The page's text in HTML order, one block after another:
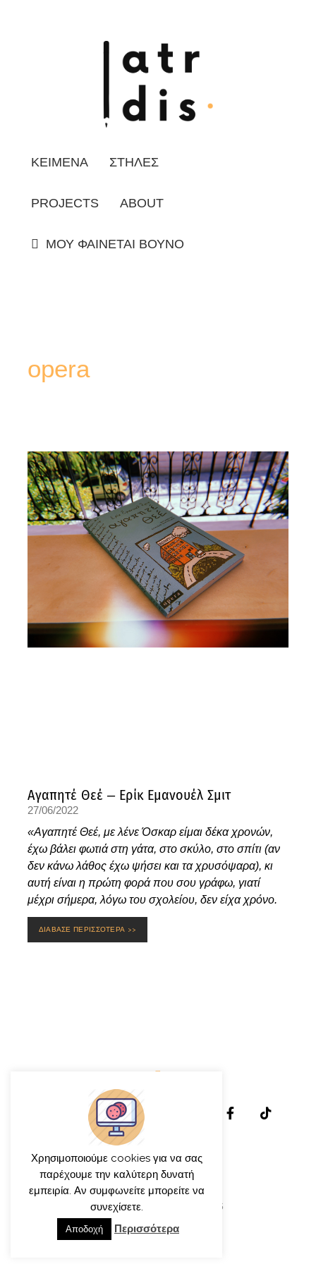
ΚΕΙΜΕΝΑ ΣΤΗΛΕΣ
PROJECTS ABOUT
ΜΟΥ ΦΑΙΝΕΤΑΙ ΒΟΥΝΟ
opera
Αγαπητέ Θεέ – Ερίκ Εμανουέλ Σμιτ
27/06/2022
«Αγαπητέ Θεέ, με λένε Όσκαρ είμαι δέκα χρονών,
έχω βάλει φωτιά στη γάτα, στο σκύλο, στο σπίτι (αν
δεν κάνω λάθος έχω ψήσει και τα χρυσόψαρα), κι
αυτή είναι η πρώτη φορά που σου γράφω, γιατί
μέχρι σήμερα, λόγω του σχολείου, δεν είχα χρόνο.
ΔΙΑΒΑΣΕ ΠΕΡΙΣΣΟΤΕΡΑ >>
© γιώργος ιατρίδης 2013-2026
Χρησιμοποιούμε cookies για να σας
παρέχουμε την καλύτερη δυνατή
εμπειρία. Αν συμφωνείτε μπορείτε να
συνεχίσετε.
Αποδοχή Περισσότερα